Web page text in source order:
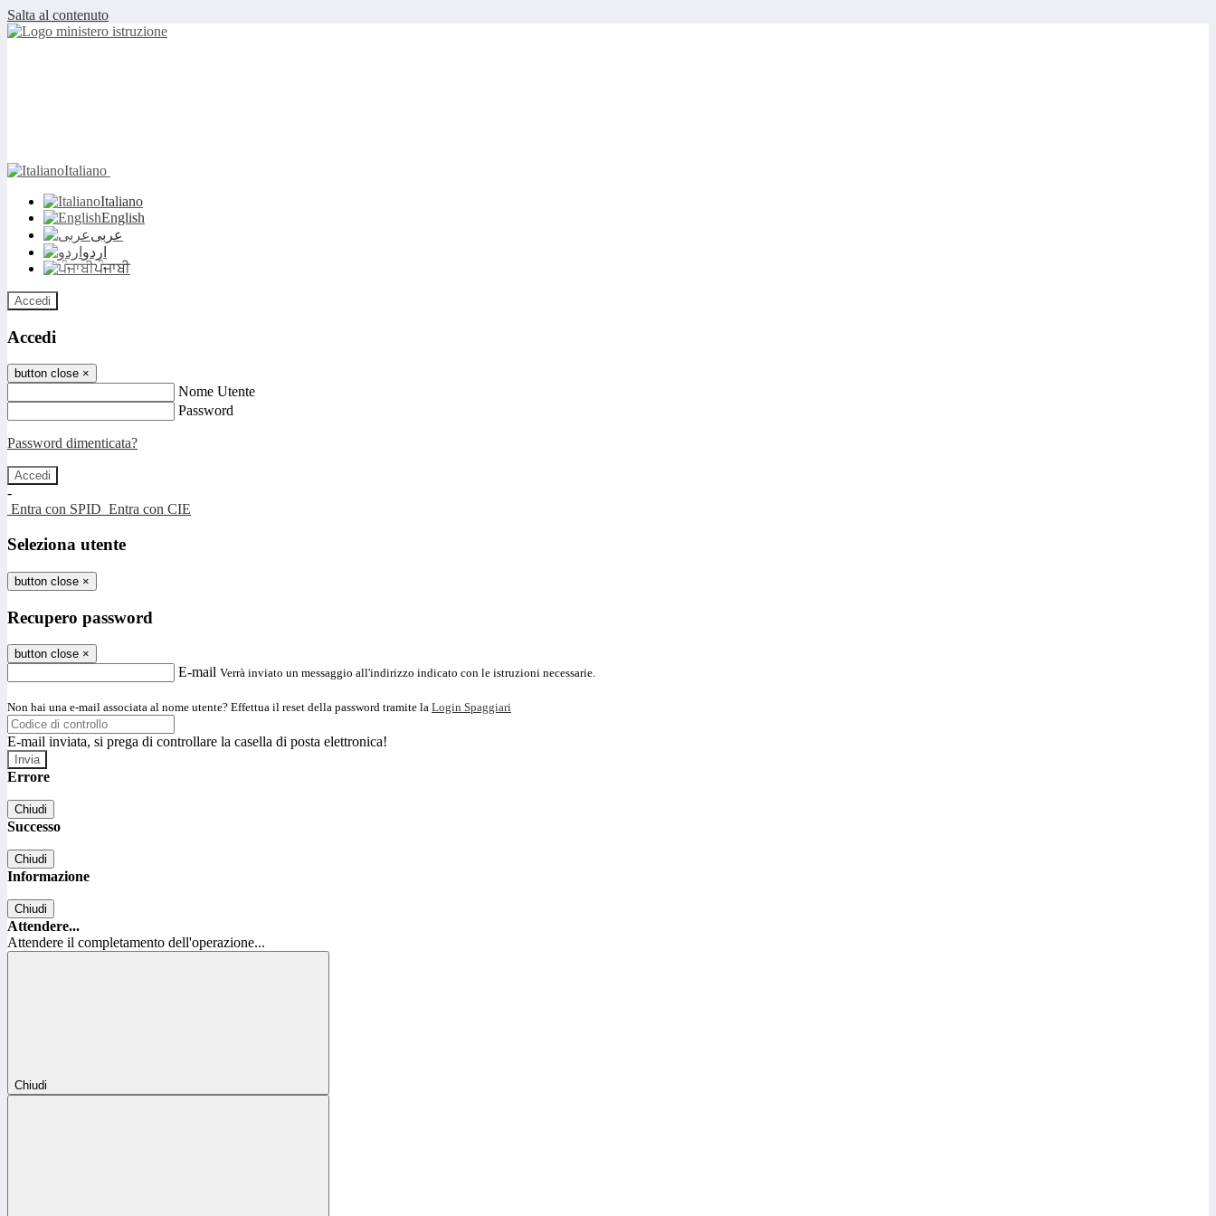
Salta al contenuto
Italiano
Italiano
English
عربى
اردو
ਪੰਜਾਬੀ
Accedi
Accedi
button close ×
Nome Utente
Password
Password dimenticata?
-
Entra con SPID Entra con CIE
Seleziona utente
button close ×
Recupero password
button close ×
E-mail Verrà inviato un messaggio all'indirizzo indicato con le istruzioni necessarie.
Non hai una e-mail associata al nome utente? Effettua il reset della password tramite la Login Spaggiari
E-mail inviata, si prega di controllare la casella di posta elettronica!
Errore
Chiudi
Successo
Chiudi
Informazione
Chiudi
Attendere...
Attendere il completamento dell'operazione...
Chiudi